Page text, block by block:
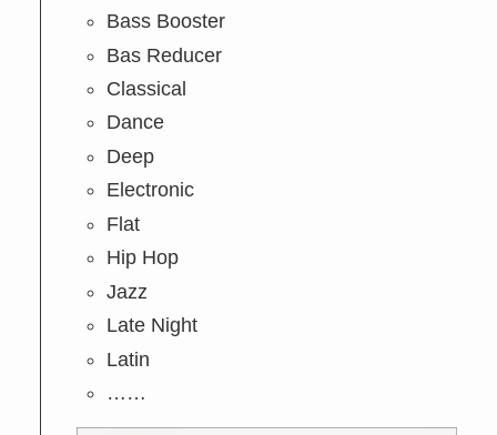
Bass Booster
Bas Reducer
Classical
Dance
Deep
Electronic
Flat
Hip Hop
Jazz
Late Night
Latin
……